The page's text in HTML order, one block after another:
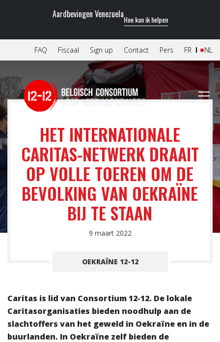
Aardbevingen VenezuelaHoe kan ik helpen
FAQ Fiscaal Sign up Contact Pers NL
FR
HET INTERNATIONALE
CARITAS-NETWERK DRAAIT
OP VOLLE TOEREN OM DE
BEVOLKING VAN OEKRAÏNE
BIJ TE STAAN
9 maart 2022
OEKRAÏNE 12-12
Caritas is lid van Consortium 12-12. De lokale
Caritasorganisaties bieden noodhulp aan de
slachtoffers van het geweld in Oekraïne en in de
buurlanden. In Oekraïne zelf bieden de